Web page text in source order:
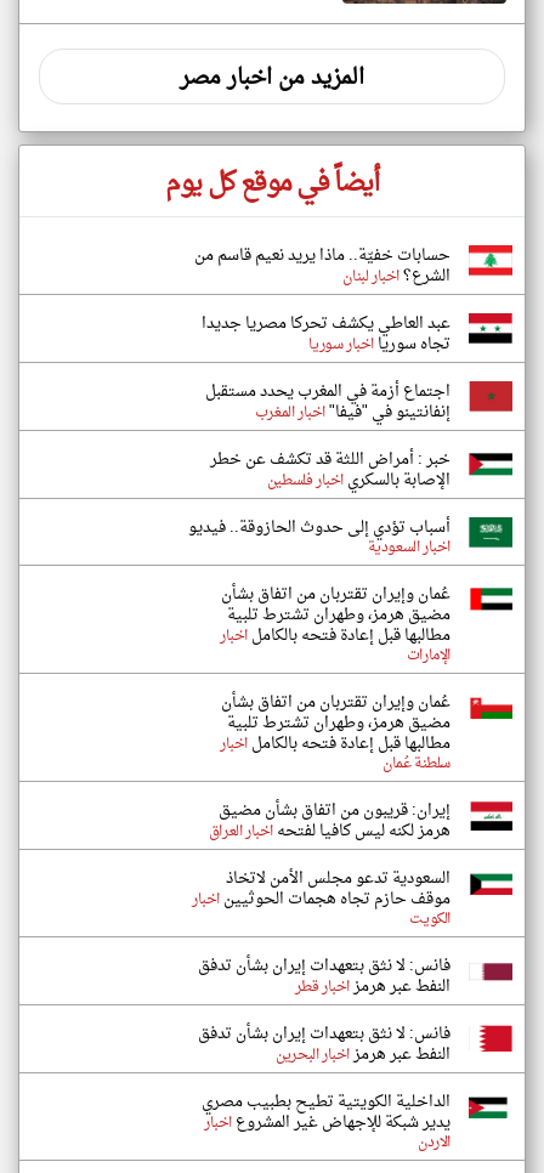
المزيد من اخبار مصر
أيضاً في موقع كل يوم
حسابات خفيّة.. ماذا يريد نعيم قاسم من
الشرع؟اخبار لبنان
عبد العاطي يكشف تحركا مصريا جديدا
تجاه سوريااخبار سوريا
اجتماع أزمة في المغرب يحدد مستقبل
إنفانتينو في "فيفا"اخبار المغرب
خبر : أمراض اللثة قد تكشف عن خطر
الإصابة بالسكرياخبار فلسطين
أسباب تؤدي إلى حدوث الحازوقة.. فيديو
اخبار السعودية
عُمان وإيران تقتربان من اتفاق بشأن
مضيق هرمز، وطهران تشترط تلبية
مطالبها قبل إعادة فتحه بالكاملاخبار
الإمارات
عُمان وإيران تقتربان من اتفاق بشأن
مضيق هرمز، وطهران تشترط تلبية
مطالبها قبل إعادة فتحه بالكاملاخبار
سلطنة عُمان
إيران: قريبون من اتفاق بشأن مضيق
هرمز لكنه ليس كافيا لفتحهاخبار العراق
السعودية تدعو مجلس الأمن لاتخاذ
موقف حازم تجاه هجمات الحوثييناخبار
الكويت
فانس: لا نثق بتعهدات إيران بشأن تدفق
النفط عبر هرمزاخبار قطر
فانس: لا نثق بتعهدات إيران بشأن تدفق
النفط عبر هرمزاخبار البحرين
الداخلية الكويتية تطيح بطبيب مصري
يدير شبكة للإجهاض غير المشروعاخبار
الاردن